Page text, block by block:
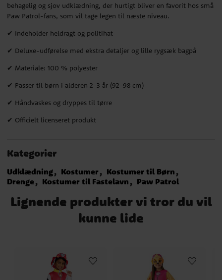
behagelig og sjov udklædning, der hurtigt bliver en favorit hos små
Paw Patrol-fans, som vil tage legen til næste niveau.
✔ Indeholder heldragt og politihat
✔ Deluxe-udførelse med ekstra detaljer og lille rygsæk bagpå
✔ Materiale: 100 % polyester
✔ Passer til børn i alderen 2-3 år (92-98 cm)
✔ Håndvaskes og dryppes til tørre
✔ Officielt licenseret produkt
Kategorier
Udklædning Kostumer
Kostumer til Børn
Drenge
Kostumer til Fastelavn Paw Patrol
Lignende produkter vi tror du vil
kunne lide